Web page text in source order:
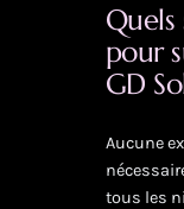
pour
GD
Aucune
tous les